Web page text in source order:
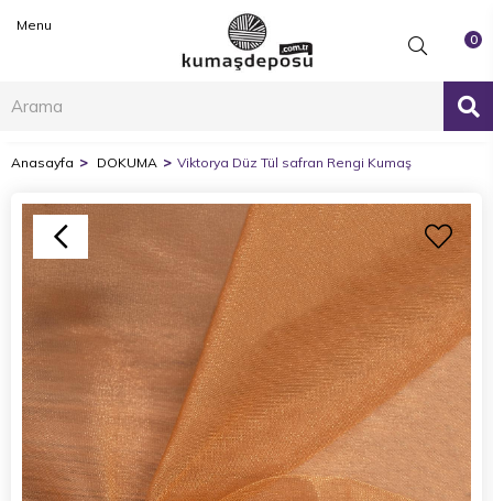
0
Menu
Anasayfa DOKUMA Viktorya Düz Tül safran Rengi Kumaş